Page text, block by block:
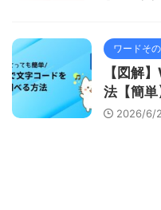
ワードそ
【図解
法【簡単
2026/6/